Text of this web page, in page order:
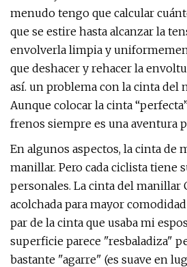
menudo tengo que calcular
que se estire hasta alcanzar la
envolverla limpia y
que deshacer y rehacer la
así. un problema con la cinta del
Aunque colocar la cinta
frenos siempre es una aventura
En algunos aspectos, la cinta de
manillar. Pero cada ciclista tiene
personales. La cinta del manillar
acolchada para mayor
par de la cinta que usaba mi
superficie parece "resbaladiza"
bastante "agarre" (es suave en